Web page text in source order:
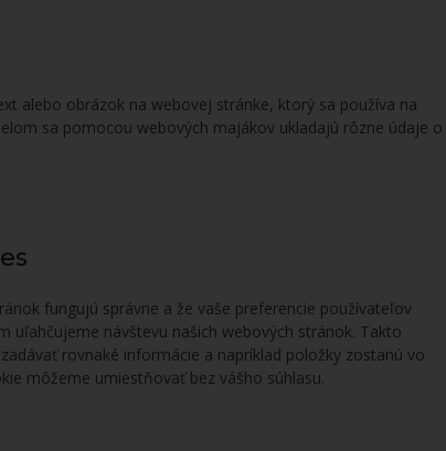
alebo obrázok na webovej stránke, ktorý sa používa na
sa pomocou webových majákov ukladajú rôzne údaje o
fungujú správne a že vaše preferencie používateľov
uľahčujeme návštevu našich webových stránok. Takto
rovnaké informácie a napríklad položky zostanú vo
môžeme umiestňovať bez vášho súhlasu.